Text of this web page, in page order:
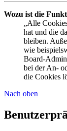
Wozu ist die
„Alle
hat und die
bleiben.
wie
Board-
bei der An-
die Cookies
Nach oben